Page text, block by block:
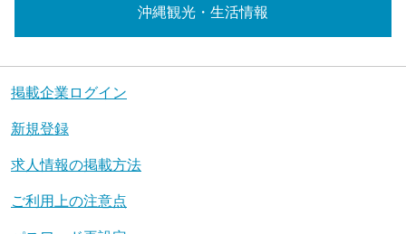
沖縄観光・生活情報
掲載企業ログイン
新規登録
求人情報の掲載方法
ご利用上の注意点